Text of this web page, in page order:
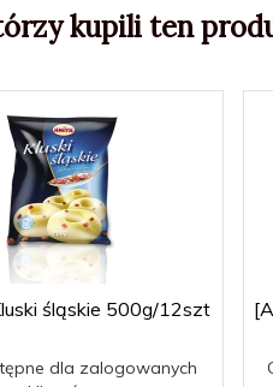
kupili ten
śląskie 500g/12szt
dla zalogowanych